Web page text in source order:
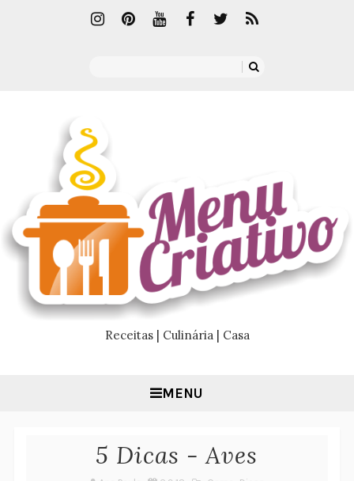
Receitas | Culinária | Casa
MENU
5 Dicas - Aves